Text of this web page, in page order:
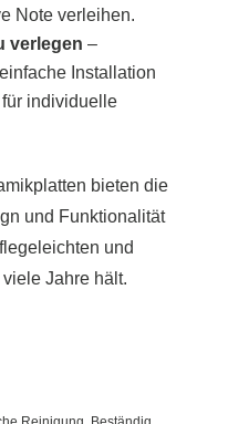
Note verleihen.
verlegen –
Installation
individuelle
bieten die
und Funktionalität
und
Jahre hält.